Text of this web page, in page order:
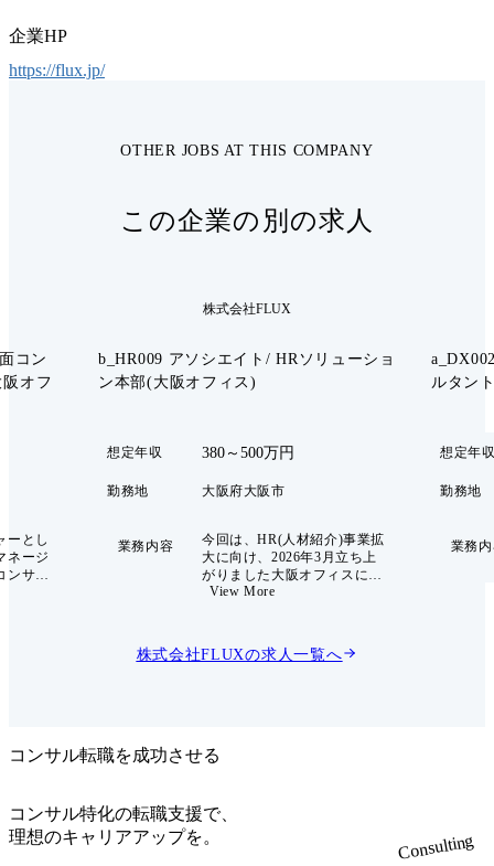
企業HP
https://flux.jp/
OTHER JOBS AT THIS COMPANY
この企業の別の求人
コン
オフ
ーとし
ネージ
ンサル
ト企業
ジネス
施策や
ルダー
株式会社FLUX
b_HR009 アソシエイト/ HRソリューショ
ン本部(大阪オフィス)
想定年収 380～500万円
勤務地 大阪府大阪市
業務内容
今回は、HR(人材紹介)事業拡
大に向け、2026年3月立ち上
がりました大阪オフィスにお
けるアソシエイト業務を担っ
部では、人材という切り口で
経営課題の解決に向けて、案
通貫で行っております。 本ポ
者の方と弊社のプロエージェ
ントを繋ぐ、集客関連業務を
お任せします。 ● 主な業務内
View More
ルタン
想定年
勤務地
業務
株式会社FLUXの求人一覧へ
コンサル転職を成功させる
コンサル特化の転職支援で、
理想のキャリアアップを。
Consulting